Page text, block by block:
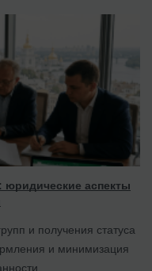
аспекты
и получения статуса
и минимизация